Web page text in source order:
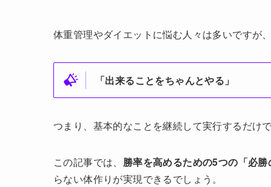
体重管理やダイエットに悩む人々は多いですが
「出来ることをちゃんとやる」
つまり、基本的なことを継続して実行するだけ
この記事では、 勝率を高めるための5つの「必勝
らない体作りが実現できるでしょう。